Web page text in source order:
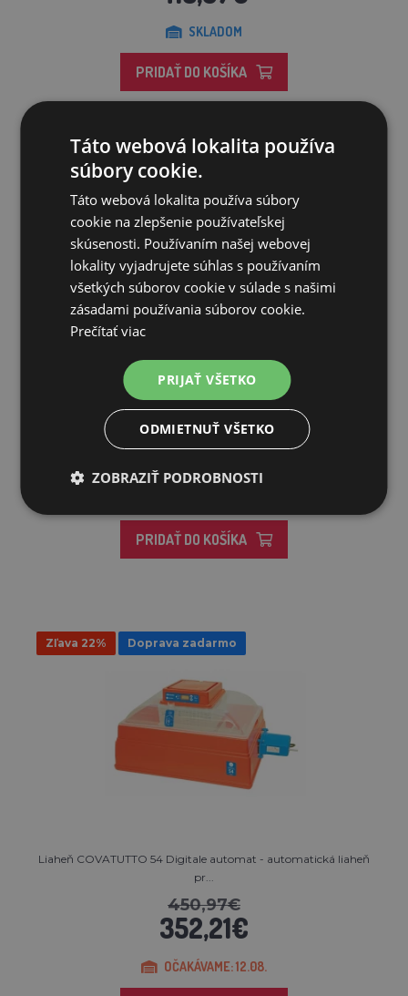
SKLADOM
PRIDAŤ DO KOŠÍKA
Zľava 23% Doprava zadarmo
Liaheň COVATUTTO 54 Digitale manual - poloautomatická
liaheň...
362,38€
280,75€
PRIDAŤ DO KOŠÍKA
Zľava 22% Doprava zadarmo
Liaheň COVATUTTO 54 Digitale automat - automatická liaheň
pr...
450,97€
352,21€
OČAKÁVAME: 12.08.
Táto webová lokalita používa
súbory cookie.
Táto webová lokalita používa súbory
cookie na zlepšenie používateľskej
skúsenosti. Používaním našej webovej
lokality vyjadrujete súhlas s používaním
všetkých súborov cookie v súlade s našimi
zásadami používania súborov cookie.
Prečítať viac
PRIJAŤ VŠETKO
ODMIETNUŤ VŠETKO
ZOBRAZIŤ PODROBNOSTI